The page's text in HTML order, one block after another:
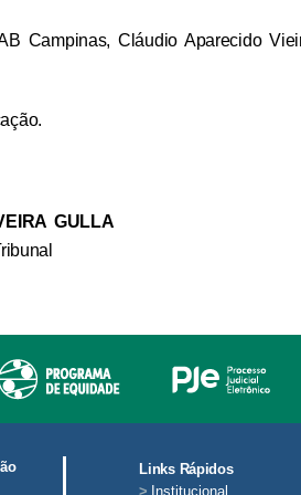
Campinas, Cláudio Aparecido
GULLA
Links Rápidos
> Institucional